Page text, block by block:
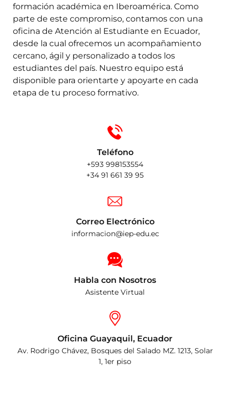
Nosotros
Frecuentes
formación académica en Iberoamérica. Como
parte de este compromiso, contamos con una
oficina de Atención al Estudiante en Ecuador,
desde la cual ofrecemos un acompañamiento
cercano, ágil y personalizado a todos los
estudiantes del país. Nuestro equipo está
disponible para orientarte y apoyarte en cada
etapa de tu proceso formativo.
Teléfono
+593 998153554
+34 91 661 39 95
Correo Electrónico
informacion@iep-edu.ec
Habla con Nosotros
Asistente Virtual
Oficina Guayaquil, Ecuador
Av. Rodrigo Chávez, Bosques del Salado MZ. 1213, Solar
1, 1er piso